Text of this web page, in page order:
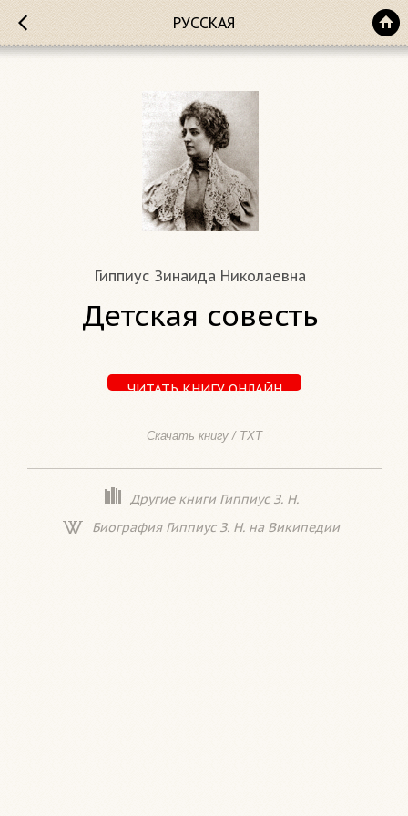
РУССКАЯ
Гиппиус Зинаида Николаевна
Детская совесть
ЧИТАТЬ КНИГУ ОНЛАЙН
Скачать книгу / TXT
Другие книги Гиппиус З. Н.
Биография Гиппиус З. Н. на Википедии